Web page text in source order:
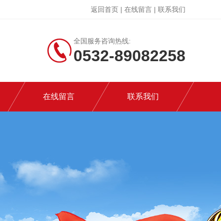
返回首页 | 在线留言 | 联系我们
全国服务咨询热线:
0532-89082258
在线留言 联系我们